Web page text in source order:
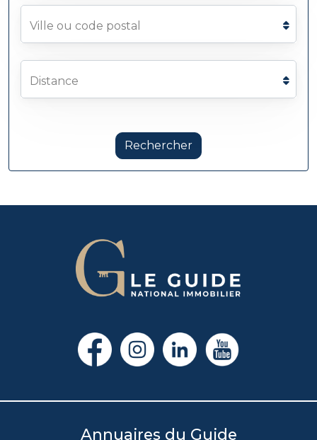
Ville ou code postal
Distance
Rechercher
Annuaires du Guide